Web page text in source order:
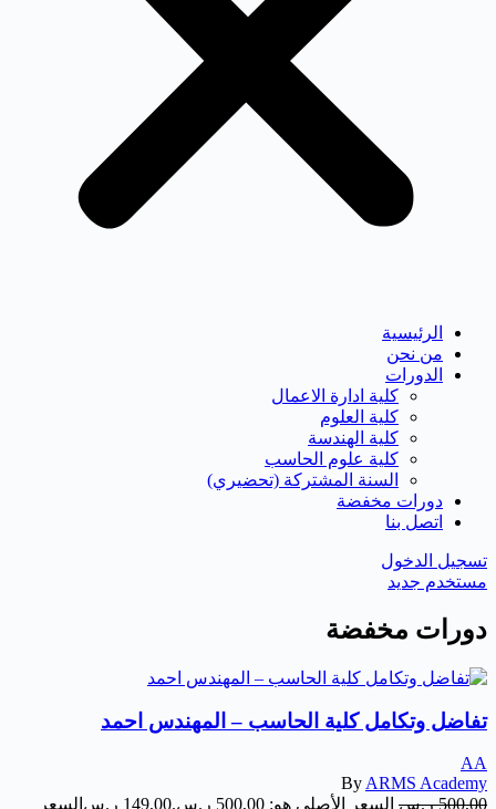
الرئيسية
من نحن
الدورات
كلية ادارة الاعمال
كلية العلوم
كلية الهندسة
كلية علوم الحاسب
السنة المشتركة (تحضيري)
دورات مخفضة
اتصل بنا
تسجيل الدخول
مستخدم جديد
دورات مخفضة
تفاضل وتكامل كلية الحاسب – المهندس احمد
AA
By ARMS Academy
500,00 ر.س السعر الأصلي هو: 500,00 ر.س. 149,00 ر.س السعر